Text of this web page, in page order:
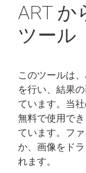
ART か
ツール
このツールは
を行い、結果
ています。当
無料で使用で
ています。フ
か、画像をド
れます。